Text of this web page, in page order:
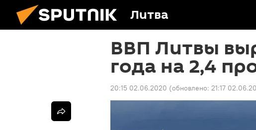
Литва
ВВП Литвы
года на 2,4
20:15 02.06.2020 (обновлено: 21:17